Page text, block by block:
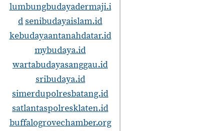
lumbungbudayadermaji.i
dsenibudayaislam.id
kebudayaantanahdatar.id
mybudaya.id
wartabudayasanggau.id
sribudaya.id
simerdupolresbatang.id
satlantaspolresklaten.id
buffalogrovechamber.org